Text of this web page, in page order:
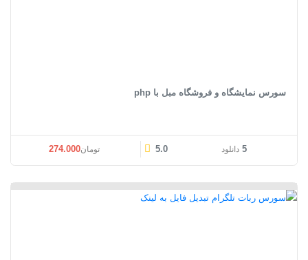
سورس نمایشگاه و فروشگاه مبل با php
5 دانلود 5.0 قیمت اصلی: تومان274.000 بود.
تومان274.000قیمت فعلی: